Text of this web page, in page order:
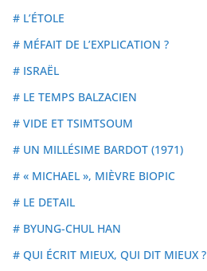
# L’ÉTOLE
# MÉFAIT DE L’EXPLICATION ?
# ISRAËL
# LE TEMPS BALZACIEN
# VIDE ET TSIMTSOUM
# UN MILLÉSIME BARDOT (1971)
# « MICHAEL », MIÈVRE BIOPIC
# LE DETAIL
# BYUNG-CHUL HAN
# QUI ÉCRIT MIEUX, QUI DIT MIEUX ?